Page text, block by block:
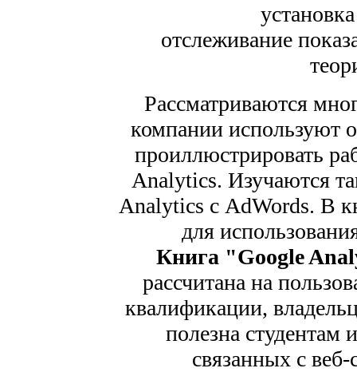
отслеживание
Рассматриваются
компании используют
проиллюстрировать
Analytics. Изучаются
Analytics с AdWords. В
для
Книга "Google
рассчитана на
квалификации,
полезна студентам
связанных с